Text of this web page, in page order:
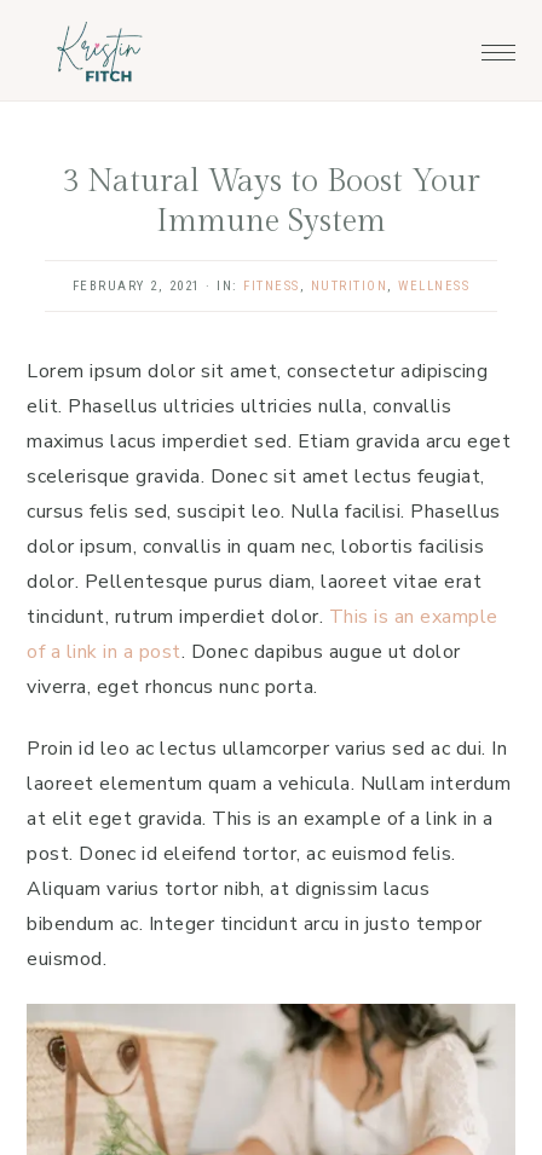
3 Natural Ways to Boost Your
Immune System
FEBRUARY 2, 2021 · IN: FITNESS , NUTRITION ,WELLNESS
Lorem ipsum dolor sit amet, consectetur adipiscing
elit. Phasellus ultricies ultricies nulla, convallis
maximus lacus imperdiet sed. Etiam gravida arcu eget
scelerisque gravida. Donec sit amet lectus feugiat,
cursus felis sed, suscipit leo. Nulla facilisi. Phasellus
dolor ipsum, convallis in quam nec, lobortis facilisis
dolor. Pellentesque purus diam, laoreet vitae erat
tincidunt, rutrum imperdiet dolor. This is an example
of a link in a post. Donec dapibus augue ut dolor
viverra, eget rhoncus nunc porta.
Proin id leo ac lectus ullamcorper varius sed ac dui. In
laoreet elementum quam a vehicula. Nullam interdum
at elit eget gravida. This is an example of a link in a
post. Donec id eleifend tortor, ac euismod felis.
Aliquam varius tortor nibh, at dignissim lacus
bibendum ac. Integer tincidunt arcu in justo tempor
euismod.